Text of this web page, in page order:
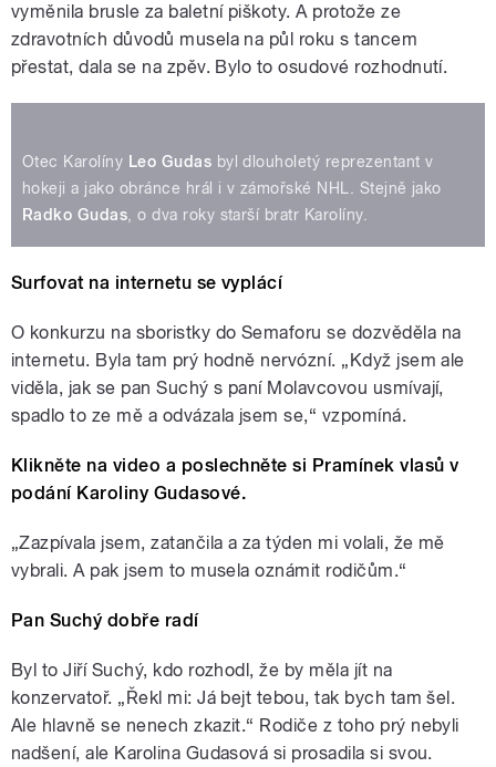
vyměnila brusle za baletní piškoty. A protože ze
zdravotních důvodů musela na půl roku s tancem
přestat, dala se na zpěv. Bylo to osudové rozhodnutí.
Otec Karolíny Leo Gudas byl dlouholetý reprezentant v
hokeji a jako obránce hrál i v zámořské NHL. Stejně jako
Radko Gudas, o dva roky starší bratr Karolíny.
Surfovat na internetu se vyplácí
O konkurzu na sboristky do Semaforu se dozvěděla na
internetu. Byla tam prý hodně nervózní. „Když jsem ale
viděla, jak se pan Suchý s paní Molavcovou usmívají,
spadlo to ze mě a odvázala jsem se,“ vzpomíná.
Klikněte na video a poslechněte si Pramínek vlasů v
podání Karoliny Gudasové.
„Zazpívala jsem, zatančila a za týden mi volali, že mě
vybrali. A pak jsem to musela oznámit rodičům.“
Pan Suchý dobře radí
Byl to Jiří Suchý, kdo rozhodl, že by měla jít na
konzervatoř. „Řekl mi: Já bejt tebou, tak bych tam šel.
Ale hlavně se nenech zkazit.“ Rodiče z toho prý nebyli
nadšení, ale Karolina Gudasová si prosadila si svou.